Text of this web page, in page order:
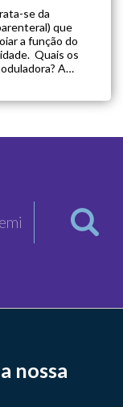
se da
que
a função do
Quais os
A
nossa